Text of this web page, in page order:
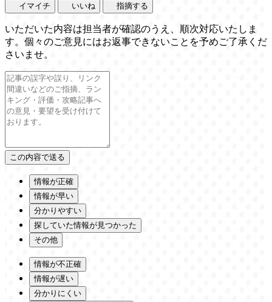
イマイチ いいね 指摘する
いただいた内容は担当者が確認のうえ、順次対応いたしま
す。個々のご意見にはお返事できないことを予めご了承くだ
さいませ。
情報が正確
情報が早い
分かりやすい
探していた情報が見つかった
その他
情報が不正確
情報が遅い
分かりにくい